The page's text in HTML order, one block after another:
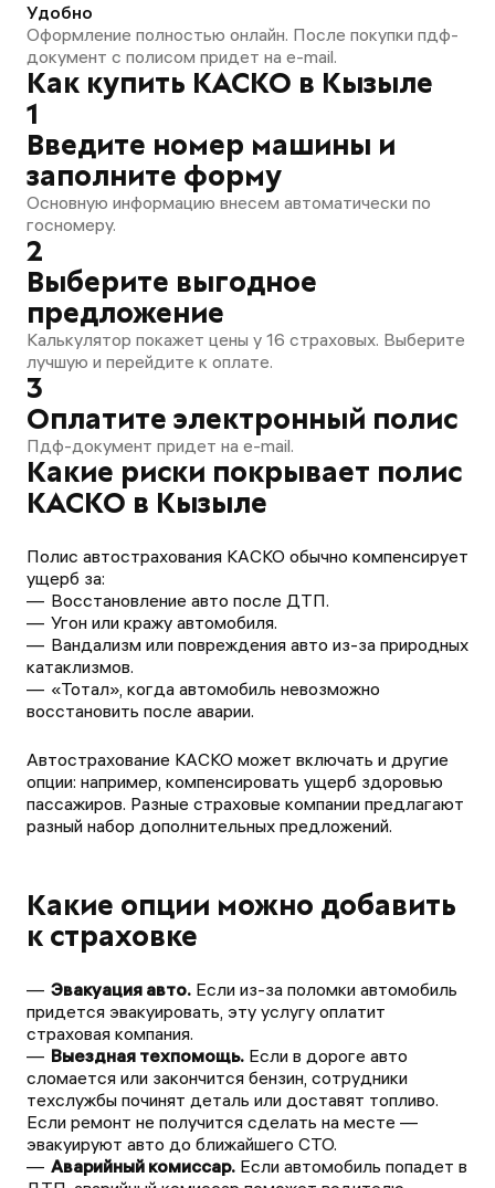
Удобно
Оформление полностью онлайн. После покупки пдф-
документ с полисом придет на e-mail.
Как купить КАСКО в Кызыле
1
Введите номер машины и
заполните форму
Основную информацию внесем автоматически по
госномеру.
2
Выберите выгодное
предложение
Калькулятор покажет цены у 16 страховых. Выберите
лучшую и перейдите к оплате.
3
Оплатите электронный полис
Пдф-документ придет на e-mail.
Какие риски покрывает полис
КАСКО в Кызыле
Полис автострахования КАСКО обычно компенсирует
ущерб за:
Восстановление авто после ДТП.
Угон или кражу автомобиля.
Вандализм или повреждения авто из-за природных
катаклизмов.
«Тотал», когда автомобиль невозможно
восстановить после аварии.
Автострахование КАСКО может включать и другие
опции: например, компенсировать ущерб здоровью
пассажиров. Разные страховые компании предлагают
разный набор дополнительных предложений.
Какие опции можно добавить
к страховке
Эвакуация авто. Если из-за поломки автомобиль
придется эвакуировать, эту услугу оплатит
страховая компания.
Выездная техпомощь. Если в дороге авто
сломается или закончится бензин, сотрудники
техслужбы починят деталь или доставят топливо.
Если ремонт не получится сделать на месте —
эвакуируют авто до ближайшего СТО.
Аварийный комиссар. Если автомобиль попадет в